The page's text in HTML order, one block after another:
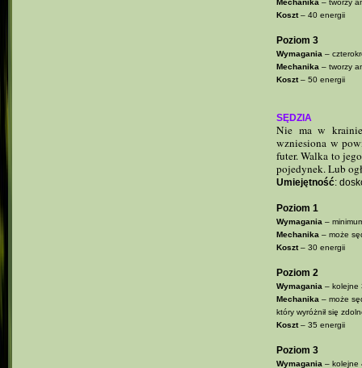
Koszt– 40 energii
Poziom 3
Wymagania –
Mechanika – tworzy
Koszt– 50 energii
SĘDZIA
Nie ma w
wzniesiona w
futer. Walka to
pojedynek. Lub
Umiejętność:
Poziom 1
Wymagania –
Mechanika – może
Koszt– 30 energii
Poziom 2
Wymagania – kolejne
Mechanika – może
który wyróżnił się
Koszt– 35 energii
Poziom 3
Wymagania – kolejne